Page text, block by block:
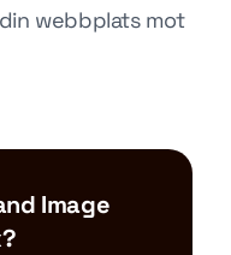
webbplats mot
Image